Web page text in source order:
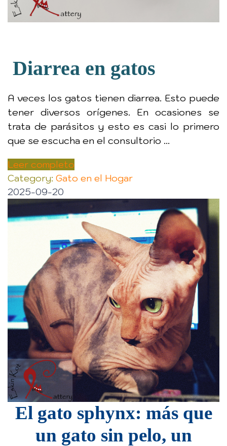
Diarrea en gatos
A veces los gatos tienen diarrea. Esto puede
tener diversos orígenes. En ocasiones se
trata de parásitos y esto es casi lo primero
que se escucha en el consultorio ...
Leer completo
Category: Gato en el Hogar
2025-09-20
El gato sphynx: más que
un gato sin pelo, un